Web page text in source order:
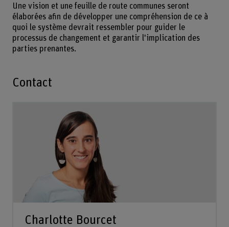
Une vision et une feuille de route communes seront
élaborées afin de développer une compréhension de ce à
quoi le système devrait ressembler pour guider le
processus de changement et garantir l'implication des
parties prenantes.
Contact
Charlotte Bourcet